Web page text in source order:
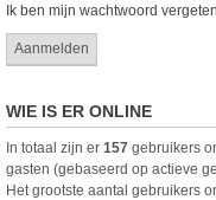
Ik ben mijn wachtwoord vergeten
WIE IS ER ONLINE
In totaal zijn er 157 gebruikers
gasten (gebaseerd op actieve
Het grootste aantal gebruikers